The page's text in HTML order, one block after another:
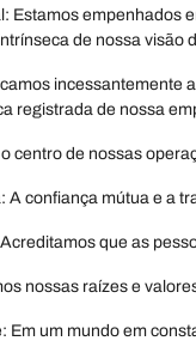
Estamos empenhados
de nossa visão
incessantemente
registrada de nossa
centro de nossas
A confiança mútua e a
que as
nossas raízes e
Em um mundo em